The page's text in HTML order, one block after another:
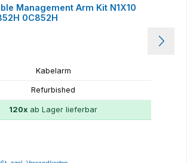
Management Arm Kit N1X10
0C852H
Kabelarm
Refurbished
120x ab Lager lieferbar